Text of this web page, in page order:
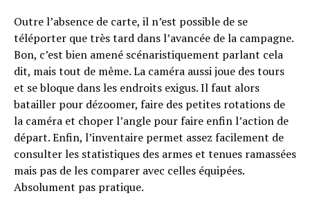
Outre l’absence de carte, il n’est possible de se
téléporter que très tard dans l’avancée de la campagne.
Bon, c’est bien amené scénaristiquement parlant cela
dit, mais tout de même. La caméra aussi joue des tours
et se bloque dans les endroits exigus. Il faut alors
batailler pour dézoomer, faire des petites rotations de
la caméra et choper l’angle pour faire enfin l’action de
départ. Enfin, l’inventaire permet assez facilement de
consulter les statistiques des armes et tenues ramassées
mais pas de les comparer avec celles équipées.
Absolument pas pratique.
Flipboard